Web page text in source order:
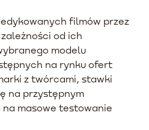
filmów przez
od ich
modelu
na rynku ofert
z twórcami, stawki
na przystępnym
masowe testowanie